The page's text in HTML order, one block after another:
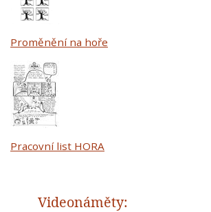
Proměnění na hoře
Pracovní list HORA
Videonáměty: